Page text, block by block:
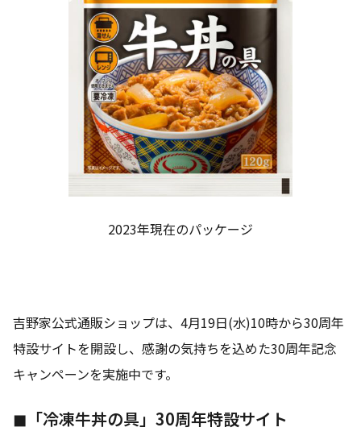
2023年現在のパッケージ
吉野家公式通販ショップは、4月19日(水)10時から30周年
特設サイトを開設し、感謝の気持ちを込めた30周年記念
キャンペーンを実施中です。
◼「冷凍牛丼の具」30周年特設サイト